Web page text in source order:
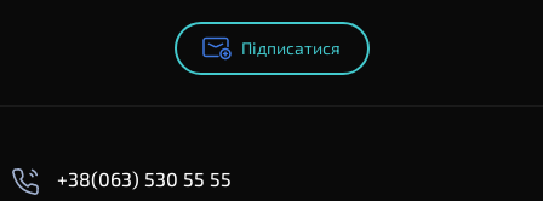
Підписатися
+38(063) 530 55 55